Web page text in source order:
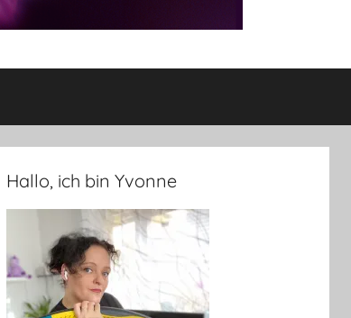
Hallo, ich bin Yvonne